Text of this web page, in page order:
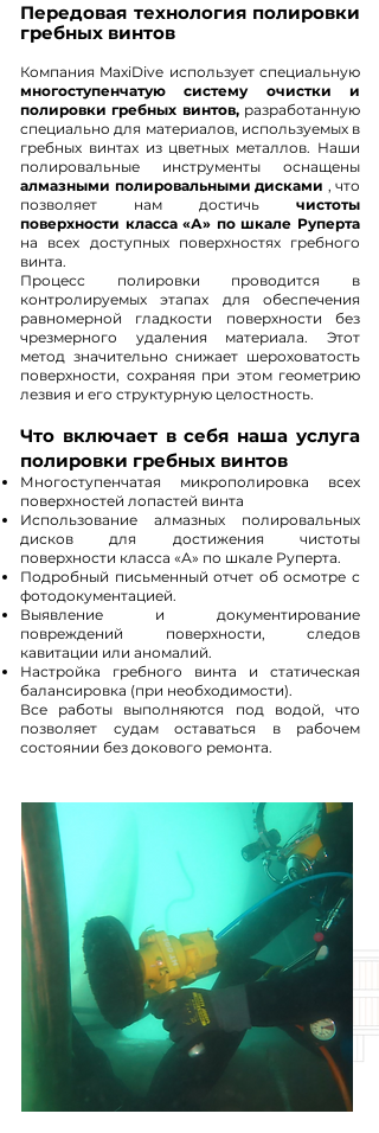
Передовая технология полировки
гребных винтов
Компания MaxiDive использует специальную
многоступенчатую систему очистки и
полировки гребных винтов,разработанную
специально для материалов, используемых в
гребных винтах из цветных металлов. Наши
полировальные инструменты оснащены
алмазными полировальными дисками , что
позволяет нам достичь чистоты
поверхности класса «А» по шкале Руперта
на всех доступных поверхностях гребного
винта.
Процесс полировки проводится в
контролируемых этапах для обеспечения
равномерной гладкости поверхности без
чрезмерного удаления материала. Этот
метод значительно снижает шероховатость
поверхности, сохраняя при этом геометрию
лезвия и его структурную целостность.
Что включает в себя наша услуга
полировки гребных винтов
Многоступенчатая микрополировка всех
поверхностей лопастей винта
Использование алмазных полировальных
дисков для достижения чистоты
поверхности класса «А» по шкале Руперта.
Подробный письменный отчет об осмотре с
фотодокументацией.
Выявление и документирование
повреждений поверхности, следов
кавитации или аномалий.
Настройка гребного винта и статическая
балансировка (при необходимости).
Все работы выполняются под водой, что
позволяет судам оставаться в рабочем
состоянии без докового ремонта.